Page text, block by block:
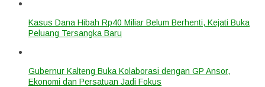
Kasus Dana Hibah Rp40 Miliar Belum Berhenti, Kejati Buka
Peluang Tersangka Baru
Gubernur Kalteng Buka Kolaborasi dengan GP Ansor,
Ekonomi dan Persatuan Jadi Fokus